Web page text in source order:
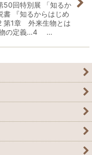
回特別展 「知るか
書 『知るからはじめ
第1章 外来生物とは
の定義…4 …